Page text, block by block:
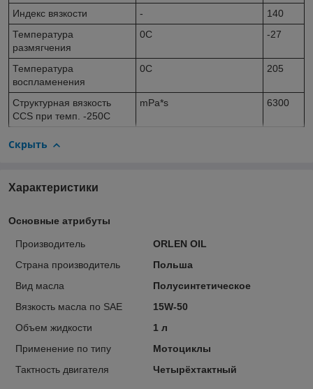
Индекс вязкости -
140
Температура
размягчения
0C -27
Температура
воспламенения
0C 205
Структурная вязкость
CCS при темп. -250C
mPa*s 6300
Скрыть
Характеристики
Основные атрибуты
Производитель
ORLEN OIL
Страна производитель
Польша
Вид масла
Полусинтетическое
Вязкость масла по SAE
15W-50
Объем жидкости
1 л
Применение по типу
Мотоциклы
Тактность двигателя
Четырёхтактный